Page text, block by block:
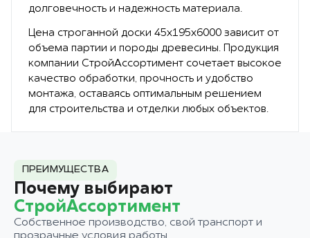
долговечность и надежность материала.
Цена строганной доски 45х195х6000 зависит от
объема партии и породы древесины. Продукция
компании СтройАссортимент сочетает высокое
качество обработки, прочность и удобство
монтажа, оставаясь оптимальным решением
для строительства и отделки любых объектов.
ПРЕИМУЩЕСТВА
Почему выбирают
СтройАссортимент
Собственное производство, свой транспорт и